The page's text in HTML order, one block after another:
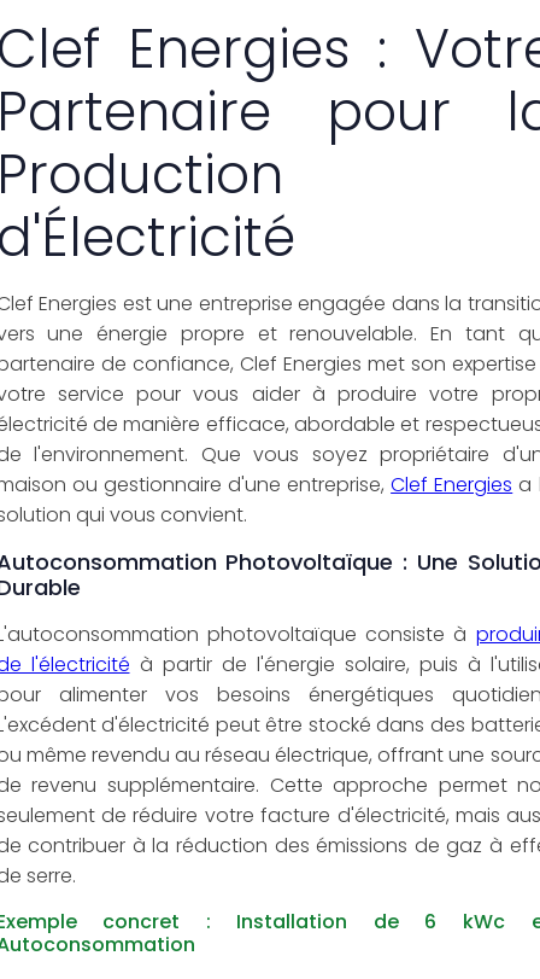
Energies :
pour
Energies est une entreprise engagée dans la
une énergie propre et renouvelable. En tant
de confiance, Clef Energies met son
service pour vous aider à produire votre
de manière efficace, abordable et
l'environnement. Que vous soyez propriétaire
ou gestionnaire d'une entreprise,Clef Energies a
qui vous convient.
Photovoltaïque : Une
photovoltaïque consiste à
l'électricité à partir de l'énergie solaire, puis à
alimenter vos besoins énergétiques
d'électricité peut être stocké dans des
même revendu au réseau électrique, offrant une
revenu supplémentaire. Cette approche permet
de réduire votre facture d'électricité, mais
contribuer à la réduction des émissions de gaz à
serre.
concret : Installation de 6 kWc